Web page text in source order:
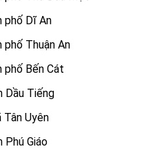
phố Dĩ An
phố Thuận An
phố Bến Cát
Dầu Tiếng
Tân Uyên
Phú Giáo